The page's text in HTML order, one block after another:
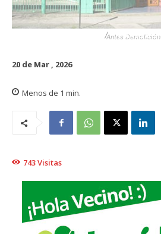
Antes Demolición
TRAIGUÉN
20 de Mar , 2026
Menos de 1 min.
743Visitas